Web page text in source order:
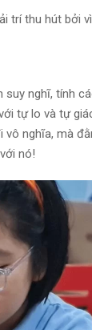
trí thu hút bởi
suy nghĩ, tính
tự lo và tự
nghĩa, mà
nó!